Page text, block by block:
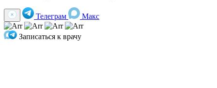
Телеграм Макс
Записаться к врачу